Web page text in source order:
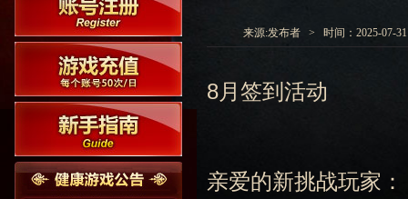
来源:发布者 > 时间：2025-07-31
8月签到活动
亲爱的新挑战玩家：